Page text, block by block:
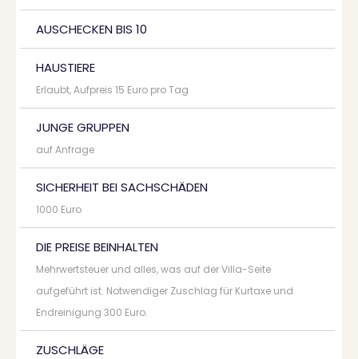
AUSCHECKEN BIS 10
HAUSTIERE
Erlaubt, Aufpreis 15 Euro pro Tag
JUNGE GRUPPEN
auf Anfrage
SICHERHEIT BEI SACHSCHÄDEN
1000 Euro
DIE PREISE BEINHALTEN
Mehrwertsteuer und alles, was auf der Villa-Seite
aufgeführt ist. Notwendiger Zuschlag für Kurtaxe und
Endreinigung 300 Euro.
ZUSCHLÄGE